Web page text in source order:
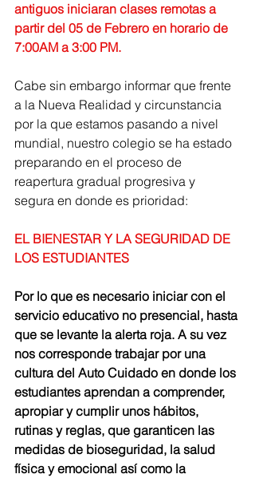
antiguos iniciaran clases remotas a
partir del 05 de Febrero en horario de
7:00AM a 3:00 PM.
Cabe sin embargo informar que frente
a la Nueva Realidad y circunstancia
por la que estamos pasando a nivel
mundial, nuestro colegio se ha estado
preparando en el proceso de
reapertura gradual progresiva y
segura en donde es prioridad:
EL BIENESTAR Y LA SEGURIDAD DE
LOS ESTUDIANTES
Por lo que es necesario iniciar con el
servicio educativo no presencial, hasta
que se levante la alerta roja. A su vez
nos corresponde trabajar por una
cultura del Auto Cuidado en donde los
estudiantes aprendan a comprender,
apropiar y cumplir unos hábitos,
rutinas y reglas, que garanticen las
medidas de bioseguridad, la salud
física y emocional así como la